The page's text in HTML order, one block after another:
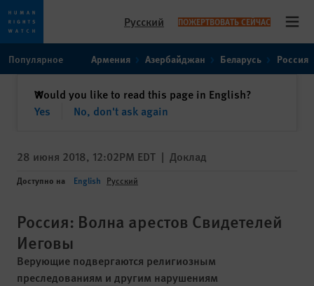
toto
content
Русский ПОЖЕРТВОВАТЬ СЕЙЧАС
Популярное Армения Азербайджан Беларусь Россия
Would you like to read this page in English?
Yes
No, don't ask again
✕закрыть
28 июня 2018, 12:02PM EDT | Доклад
Доступно на English Русский
Россия: Волна арестов Свидетелей
Иеговы
Верующие подвергаются религиозным
преследованиям и другим нарушениям